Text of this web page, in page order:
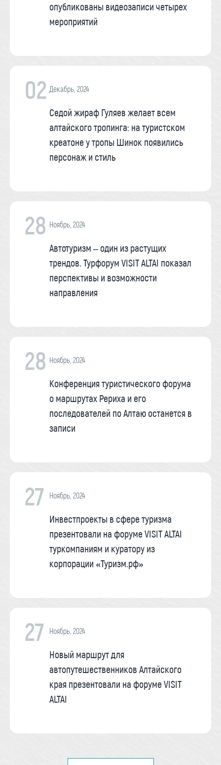
опубликованы видеозаписи четырех
мероприятий
02 Декабрь, 2024
Седой жираф Гуляев желает всем
алтайского тропинга: на туристском
креатоне у тропы Шинок появились
персонаж и стиль
28 Ноябрь, 2024
Автотуризм – один из растущих
трендов. Турфорум VISIT ALTAI показал
перспективы и возможности
направления
28 Ноябрь, 2024
Конференция туристического форума
о маршрутах Рериха и его
последователей по Алтаю останется в
записи
27 Ноябрь, 2024
Инвестпроекты в сфере туризма
презентовали на форуме VISIT ALTAI
туркомпаниям и куратору из
корпорации «Туризм.рф»
27 Ноябрь, 2024
Новый маршрут для
автопутешественников Алтайского
края презентовали на форуме VISIT
ALTAI